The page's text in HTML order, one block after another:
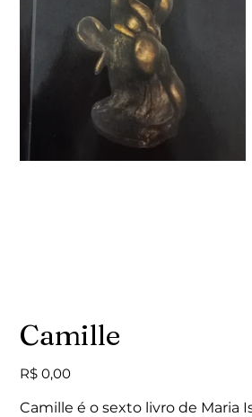
Camille
Preço
R$ 0,00
Camille é o sexto livro de Maria